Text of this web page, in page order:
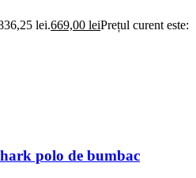
lei.669,00 leiPrețul curent este:
polo de bumbac